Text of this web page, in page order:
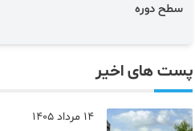
سطح دوره
پست های اخیر
14 مرداد 1405